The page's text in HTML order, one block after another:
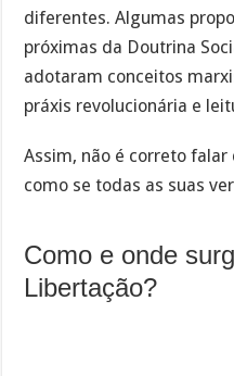
diferentes. Algumas
próximas da Doutrina
adotaram conceitos
práxis revolucionária e
Assim, não é correto
como se todas as suas
Como e onde
Libertação?